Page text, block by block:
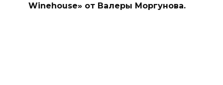
Winehouse» от Валеры Моргунова.